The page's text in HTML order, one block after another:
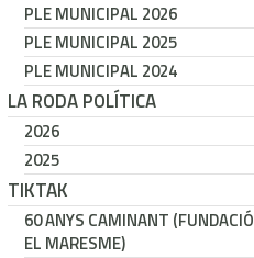
PLE MUNICIPAL 2026
PLE MUNICIPAL 2025
PLE MUNICIPAL 2024
LA RODA POLÍTICA
2026
2025
TIKTAK
60 ANYS CAMINANT (FUNDACIÓ
EL MARESME)